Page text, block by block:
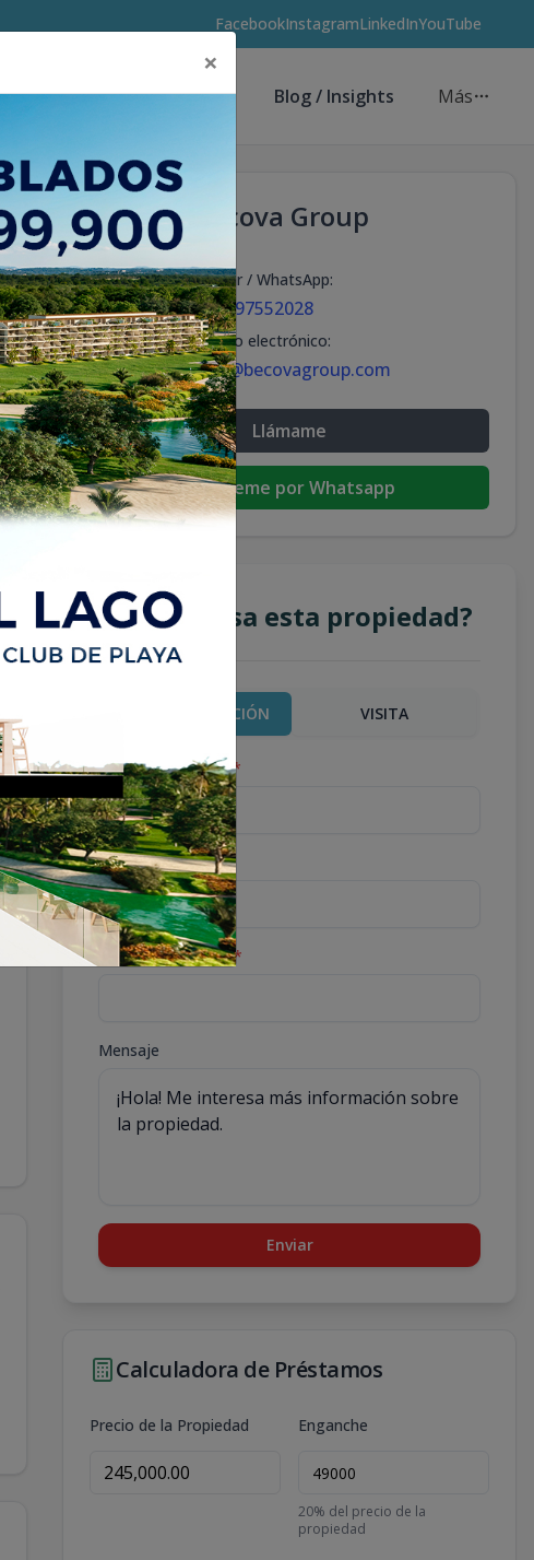
FacebookInstagramLinkedInYouTube
Asesores de Inversión Blog / Insights Más
Becova Group
Celular / WhatsApp:
+18297552028
Correo electrónico:
info@becovagroup.com
Llámame
Escribeme por Whatsapp
¿Te interesa esta propiedad?
MÁS INFORMACIÓN VISITA
Nombre completo*
Teléfono*
Correo Electrónico*
Mensaje
Enviar
Calculadora de Préstamos
Precio de la Propiedad Enganche
20% del precio de la
propiedad
×